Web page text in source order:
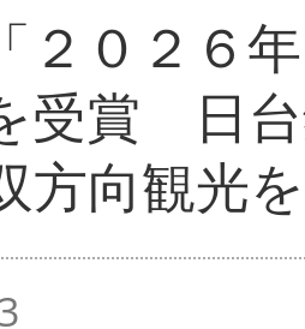
０２６
受賞 日
方向観光